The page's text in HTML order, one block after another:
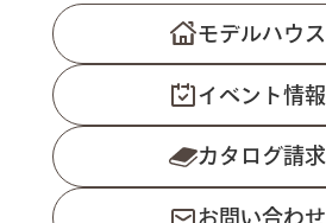
モデルハウス
イベント情報
カタログ請求
お問い合わせ